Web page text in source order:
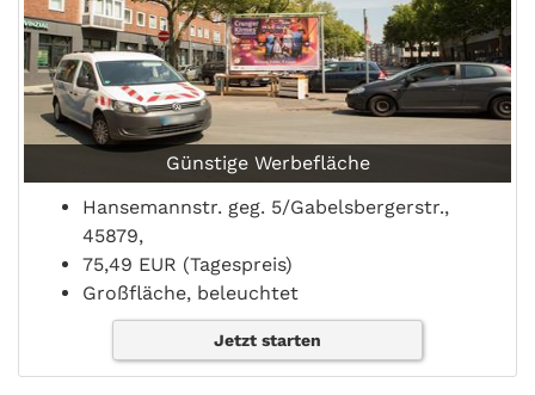
Günstige Werbefläche
Hansemannstr. geg. 5/Gabelsbergerstr.,
45879,
75,49 EUR (Tagespreis)
Großfläche, beleuchtet
Jetzt starten